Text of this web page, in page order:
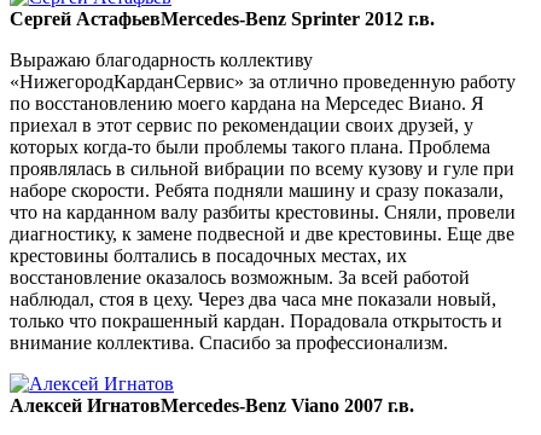
Сергей АстафьевMercedes-Benz Sprinter 2012 г.в.
Выражаю благодарность коллективу
«НижегородКарданСервис» за отлично проведенную работу
по восстановлению моего кардана на Мерседес Виано. Я
приехал в этот сервис по рекомендации своих друзей, у
которых когда-то были проблемы такого плана. Проблема
проявлялась в сильной вибрации по всему кузову и гуле при
наборе скорости. Ребята подняли машину и сразу показали,
что на карданном валу разбиты крестовины. Сняли, провели
диагностику, к замене подвесной и две крестовины. Еще две
крестовины болтались в посадочных местах, их
восстановление оказалось возможным. За всей работой
наблюдал, стоя в цеху. Через два часа мне показали новый,
только что покрашенный кардан. Порадовала открытость и
внимание коллектива. Спасибо за профессионализм.
Алексей ИгнатовMercedes-Benz Viano 2007 г.в.